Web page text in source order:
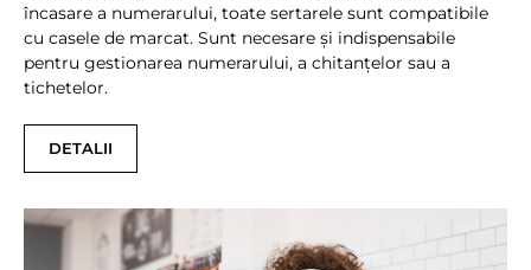
încasare a numerarului, toate sertarele sunt compatibile
cu casele de marcat. Sunt necesare și indispensabile
pentru gestionarea numerarului, a chitanțelor sau a
tichetelor.
DETALII